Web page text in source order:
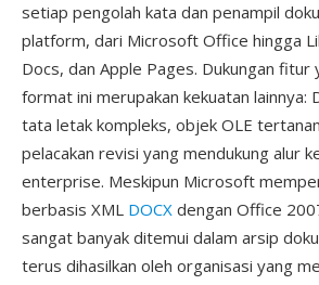
setiap pengolah kata dan penampil
platform, dari Microsoft Office hingga
Docs, dan Apple Pages. Dukungan fitur
format ini merupakan kekuatan lainnya:
tata letak kompleks, objek OLE
pelacakan revisi yang mendukung alur
enterprise. Meskipun Microsoft
berbasis XML DOCX dengan Office
sangat banyak ditemui dalam arsip
terus dihasilkan oleh organisasi yang